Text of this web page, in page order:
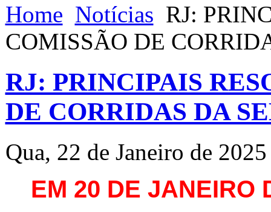
Home Notícias RJ:
COMISSÃO DE
RJ: PRINCIPAIS
DE CORRIDAS DA
Qua, 22 de Janeiro de
EM 20 DE JANEIRO